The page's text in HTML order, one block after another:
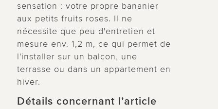
sensation : votre propre bananier
aux petits fruits roses. Il ne
nécessite que peu d'entretien et
mesure env. 1,2 m, ce qui permet de
l'installer sur un balcon, une
terrasse ou dans un appartement en
hiver.
Détails concernant l’article